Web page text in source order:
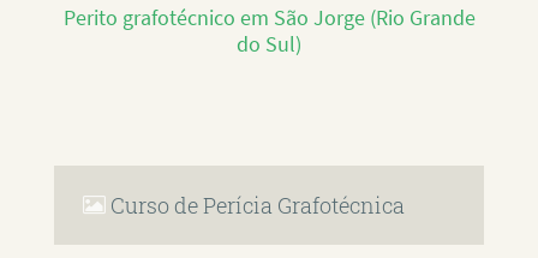
Perito grafotécnico em São Jorge (Rio Grande
do Sul)
Curso de Perícia Grafotécnica